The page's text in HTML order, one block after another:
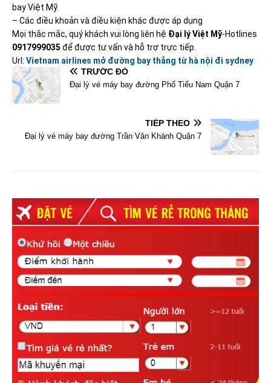
bay Việt Mỹ.
– Các điều khoản và điều kiện khác được áp dụng
Mọi thắc mắc, quý khách vui lòng liên hệ Đại lý Việt Mỹ-Hotlines
0917999035 để được tư vấn và hỗ trợ trực tiếp.
Url: Vietnam airlines mở đường bay thẳng từ hà nội đi sydney
TRƯỚC ĐÓ
Đại lý vé máy bay đường Phố Tiểu Nam Quận 7
TIẾP THEO
Đại lý vé máy bay đường Trần Văn Khánh Quận 7